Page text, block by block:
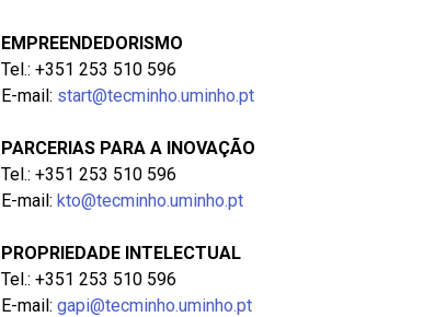
EMPREENDEDORISMO
Tel.: +351 253 510 596
E-mail: start@tecminho.uminho.pt
PARCERIAS PARA A INOVAÇÃO
Tel.: +351 253 510 596
E-mail: kto@tecminho.uminho.pt
PROPRIEDADE INTELECTUAL
Tel.: +351 253 510 596
E-mail: gapi@tecminho.uminho.pt